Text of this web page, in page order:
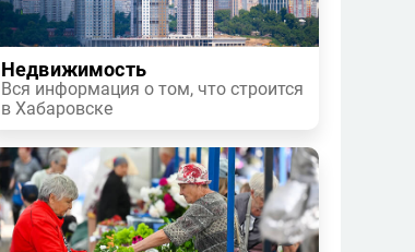
Недвижимость
Вся информация о том, что строится
в Хабаровске